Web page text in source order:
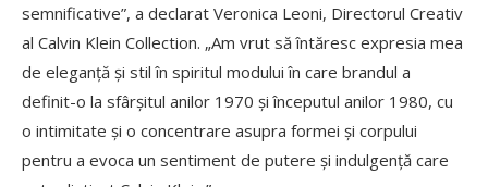
semnificative”, a declarat Veronica Leoni, Directorul Creativ
al Calvin Klein Collection. „Am vrut să întăresc expresia mea
de eleganță și stil în spiritul modului în care brandul a
definit-o la sfârșitul anilor 1970 și începutul anilor 1980, cu
o intimitate și o concentrare asupra formei și corpului
pentru a evoca un sentiment de putere și indulgență care